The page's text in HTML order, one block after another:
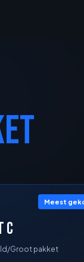
Meest
C
Groot pakket